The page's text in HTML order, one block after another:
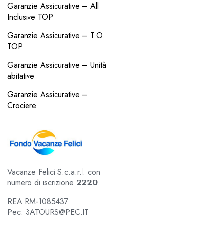
Garanzie Assicurative – All
Inclusive TOP
Garanzie Assicurative – T.O.
TOP
Garanzie Assicurative – Unità
abitative
Garanzie Assicurative –
Crociere
Vacanze Felici S.c.a.r.l. con
numero di iscrizione 2220.
REA RM-1085437
Pec: 3ATOURS@PEC.IT